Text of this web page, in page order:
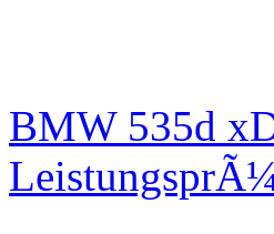
BMW 535d